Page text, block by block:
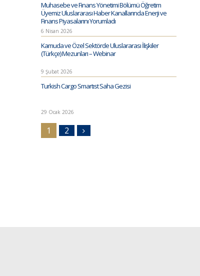
Muhasebe ve Finans Yönetimi Bölümü Öğretim
Üyemiz Uluslararası Haber Kanallarında Enerji ve
Finans Piyasalarını Yorumladı
6 Nisan 2026
Kamuda ve Özel Sektörde Uluslararası İlişkiler
(Türkçe) Mezunları – Webinar
9 Şubat 2026
Turkish Cargo Smartıst Saha Gezisi
29 Ocak 2026
1 2